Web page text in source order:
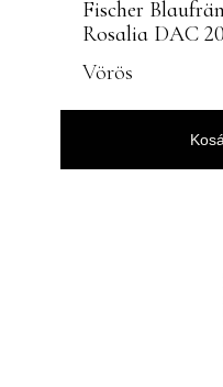
Fischer
Rosalia DAC
Vörös